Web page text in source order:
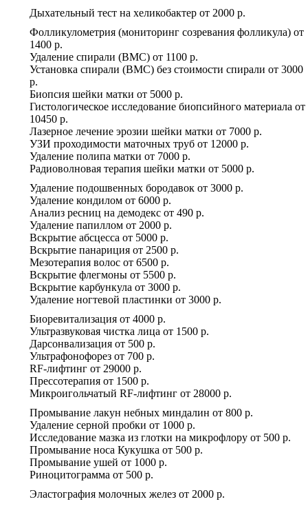
Дыхательный тест на хеликобактер от 2000 р.
Фолликулометрия (мониторинг созревания фолликула) от
1400 р.
Удаление спирали (ВМС) от 1100 р.
Установка спирали (ВМС) без стоимости спирали от 3000
р.
Биопсия шейки матки от 5000 р.
Гистологическое исследование биопсийного материала от
10450 р.
Лазерное лечение эрозии шейки матки от 7000 р.
УЗИ проходимости маточных труб от 12000 р.
Удаление полипа матки от 7000 р.
Радиоволновая терапия шейки матки от 5000 р.
Удаление подошвенных бородавок от 3000 р.
Удаление кондилом от 6000 р.
Анализ ресниц на демодекс от 490 р.
Удаление папиллом от 2000 р.
Вскрытие абсцесса от 5000 р.
Вскрытие панариция от 2500 р.
Мезотерапия волос от 6500 р.
Вскрытие флегмоны от 5500 р.
Вскрытие карбункула от 3000 р.
Удаление ногтевой пластинки от 3000 р.
Биоревитализация от 4000 р.
Ультразвуковая чистка лица от 1500 р.
Дарсонвализация от 500 р.
Ультрафонофорез от 700 р.
RF-лифтинг от 29000 р.
Прессотерапия от 1500 р.
Микроигольчатый RF-лифтинг от 28000 р.
Промывание лакун небных миндалин от 800 р.
Удаление серной пробки от 1000 р.
Исследование мазка из глотки на микрофлору от 500 р.
Промывание носа Кукушка от 500 р.
Промывание ушей от 1000 р.
Риноцитограмма от 500 р.
Эластография молочных желез от 2000 р.